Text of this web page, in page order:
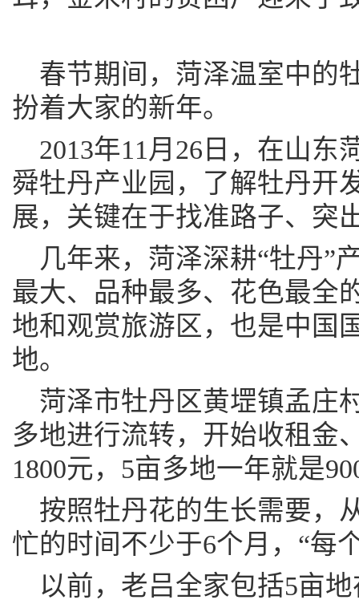
春节期间，菏泽温室中的
扮着大家的新年。
2013年11月26日，在山东
舜牡丹产业园，了解牡丹开
展，关键在于找准路子、突
几年来，菏泽深耕“牡丹”
最大、品种最多、花色最全
地和观赏旅游区，也是中国
地。
菏泽市牡丹区黄堽镇孟庄
多地进行流转，开始收租金
1800元，5亩多地一年就是
按照牡丹花的生长需要，
忙的时间不少于6个月，“每
以前，老吕全家包括5亩